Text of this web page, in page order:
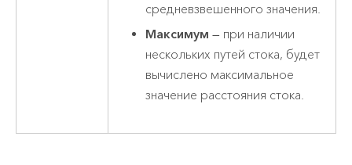
средневзвешенного значения.
Максимум — при наличии
нескольких путей стока, будет
вычислено максимальное
значение расстояния стока.